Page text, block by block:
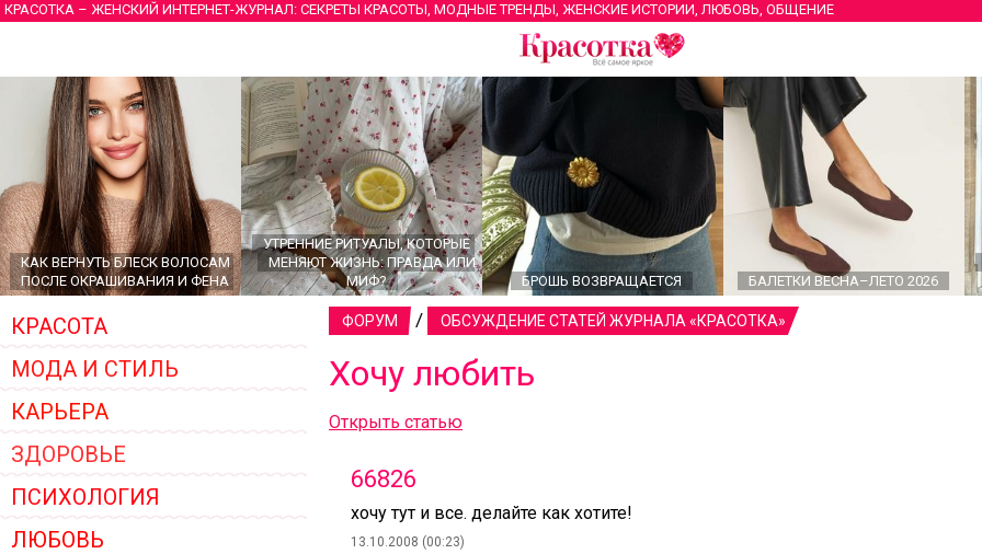
КРАСОТКА – ЖЕНСКИЙ ИНТЕРНЕТ-ЖУРНАЛ: СЕКРЕТЫ КРАСОТЫ, МОДНЫЕ ТРЕНДЫ, ЖЕНСКИЕ ИСТОРИИ, ЛЮБОВЬ, ОБЩЕНИЕ
КАК ВЕРНУТЬ БЛЕСК ВОЛОСАМ
ПОСЛЕ ОКРАШИВАНИЯ И ФЕНА
УТРЕННИЕ РИТУАЛЫ, КОТОРЫЕ
МЕНЯЮТ ЖИЗНЬ: ПРАВДА ИЛИ
МИФ?
БРОШЬ ВОЗВРАЩАЕТСЯ БАЛЕТКИ ВЕСНА–ЛЕТО 2026
ГЛАВНЫЕ ТРЕНДЫ ВЕРХНЕЙ
ЖЕНСКОЙ ОДЕЖДЫ 2026
КРАСОТА
МОДА И СТИЛЬ
КАРЬЕРА
ЗДОРОВЬЕ
ПСИХОЛОГИЯ
ЛЮБОВЬ
ФОРУМ / ОБСУЖДЕНИЕ СТАТЕЙ ЖУРНАЛА «КРАСОТКА»
Хочу любить
Открыть статью
66826
хочу тут и все. делайте как хотите!
13.10.2008 (00:23)